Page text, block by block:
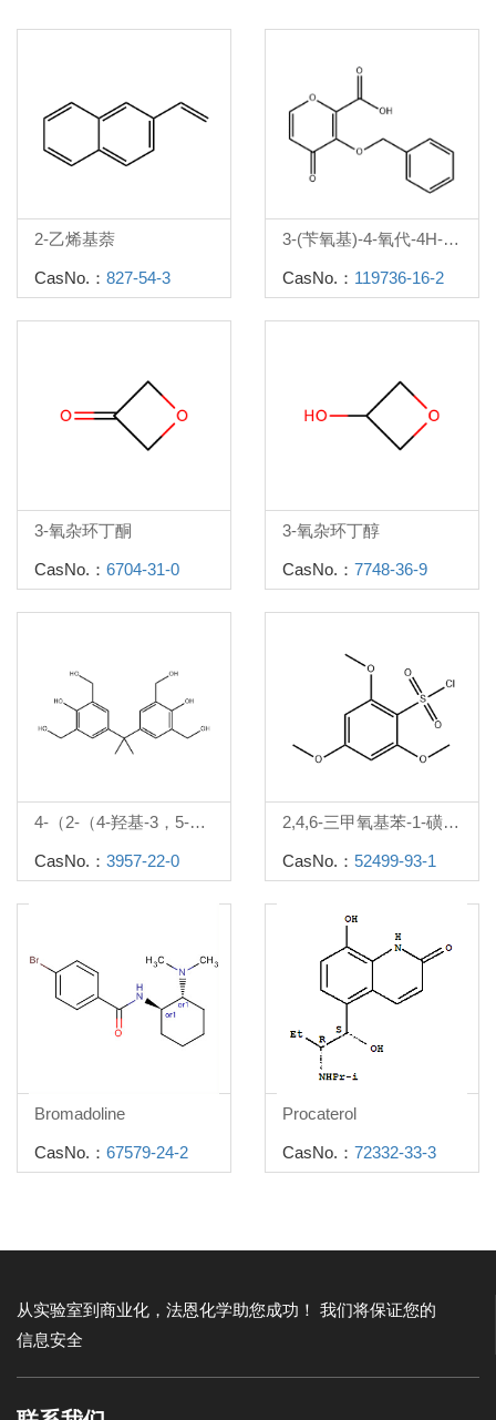
2-乙烯基萘
CasNo.： 827-54-3
3-(苄氧基)-4-氧代-4H-吡喃-2-羧酸
CasNo.： 119736-16-2
3-氧杂环丁酮
CasNo.： 6704-31-0
3-氧杂环丁醇
CasNo.： 7748-36-9
4-（2-（4-羟基-3，5-二（羟甲基）苯基）丙-2-基）-2，6-二（羟甲基）苯酚
CasNo.： 3957-22-0
2,4,6-三甲氧基苯-1-磺酰氯
CasNo.： 52499-93-1
Bromadoline
CasNo.： 67579-24-2
Procaterol
CasNo.： 72332-33-3
从实验室到商业化，法恩化学助您成功！ 我们将保证您的
信息安全